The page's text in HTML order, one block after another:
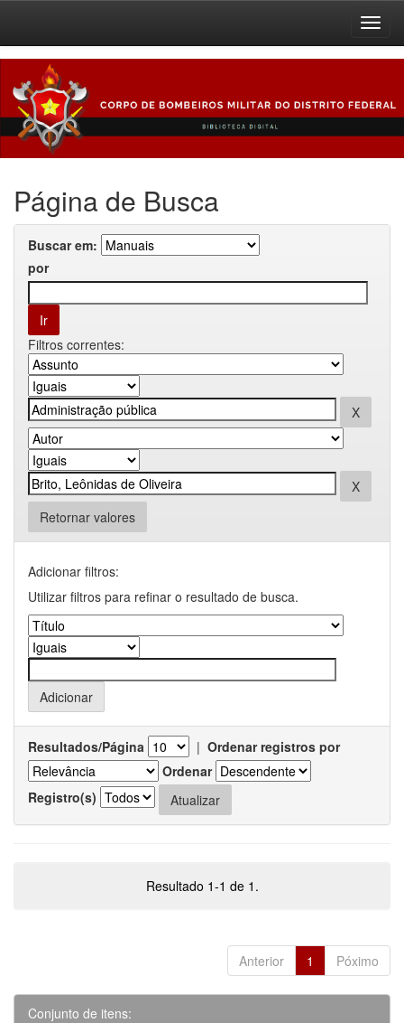
navigation
Página de Busca
Buscar em:
por
Filtros correntes:
Retornar valores
Adicionar filtros:
Utilizar filtros para refinar o resultado de busca.
Resultados/Página | Ordenar registros por
Ordenar
Registro(s)
Resultado 1-1 de 1.
Anterior 1 Póximo
Conjunto de itens: